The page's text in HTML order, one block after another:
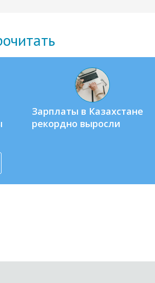
Зарплаты в Казахстане
рекордно выросли